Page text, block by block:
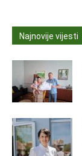
Najnovije vijesti